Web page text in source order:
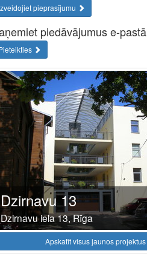
pieprasījumu
piedāvājumus e-pastā
Dzirnavu 13
Dzirnavu iela 13, Rīga
Apskatīt visus jaunos projektus